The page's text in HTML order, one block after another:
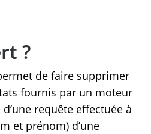
?
de faire supprimer
fournis par un moteur
requête effectuée à
et prénom) d’une